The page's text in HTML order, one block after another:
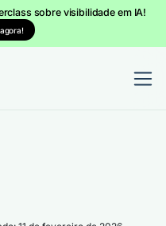
sobre visibilidade em IA!